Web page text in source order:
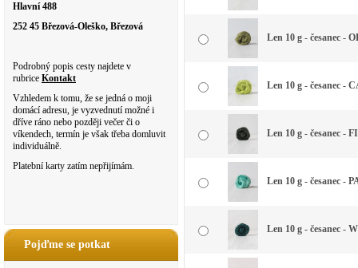
Hlavní 488
252 45 Březová-Oleško, Březová
Podrobný popis cesty najdete v
rubrice Kontakt
Vzhledem k tomu, že se jedná o moji
domácí adresu, je vyzvednutí možné i
dříve ráno nebo později večer či o
víkendech, termín je však třeba domluvit
individuálně.
Platební karty zatím nepřijímám.
Pojďme se potkat
Len 10 g - česanec -
Len 10 g - česanec -
Len 10 g - česanec -
Len 10 g - česanec -
Len 10 g - česanec -